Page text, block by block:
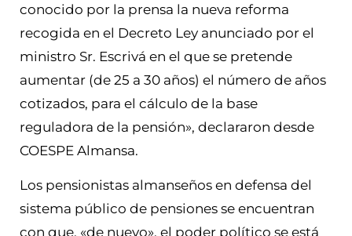
conocido por la prensa la nueva reforma
recogida en el Decreto Ley anunciado por el
ministro Sr. Escrivá en el que se pretende
aumentar (de 25 a 30 años) el número de años
cotizados, para el cálculo de la base
reguladora de la pensión», declararon desde
COESPE Almansa.
Los pensionistas almanseños en defensa del
sistema público de pensiones se encuentran
con que, «de nuevo», el poder político se está